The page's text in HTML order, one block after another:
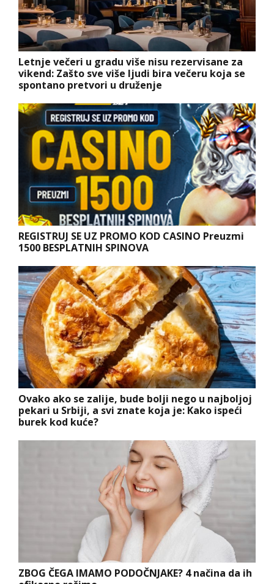
Letnje večeri u gradu više nisu rezervisane za
vikend: Zašto sve više ljudi bira večeru koja se
spontano pretvori u druženje
REGISTRUJ SE UZ PROMO KOD CASINO Preuzmi
1500 BESPLATNIH SPINOVA
Ovako ako se zalije, bude bolji nego u najboljoj
pekari u Srbiji, a svi znate koja je: Kako ispeći
burek kod kuće?
ZBOG ČEGA IMAMO PODOČNJAKE? 4 načina da ih